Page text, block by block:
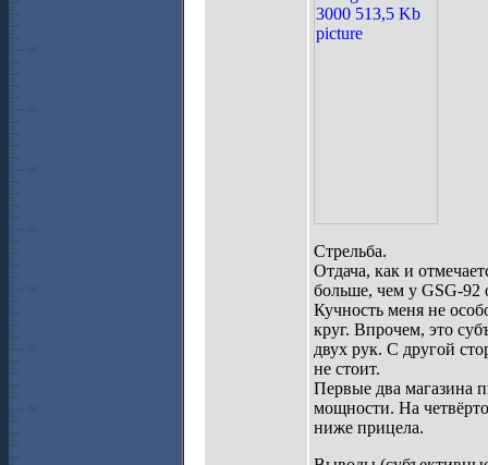
Стрельба.
Отдача, как и
больше, чем у GSG-92
Кучность меня не
круг. Впрочем, это
двух рук. С другой
не стоит.
Первые два магазина
мощности. На
ниже прицела.